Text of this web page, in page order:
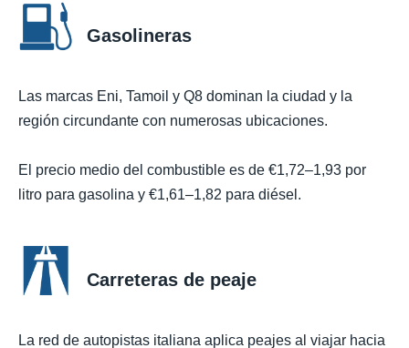
Gasolineras
Las marcas Eni, Tamoil y Q8 dominan la ciudad y la
región circundante con numerosas ubicaciones.
El precio medio del combustible es de €1,72–1,93 por
litro para gasolina y €1,61–1,82 para diésel.
Carreteras de peaje
La red de autopistas italiana aplica peajes al viajar hacia